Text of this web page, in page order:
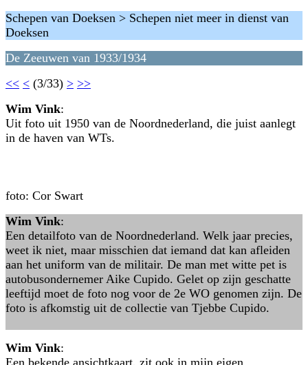
Schepen van Doeksen > Schepen niet meer in dienst van
Doeksen
De Zeeuwen van 1933/1934
<< < (3/33) > >>
Wim Vink:
Uit foto uit 1950 van de Noordnederland, die juist aanlegt
in de haven van WTs.
foto: Cor Swart
Wim Vink:
Een detailfoto van de Noordnederland. Welk jaar precies,
weet ik niet, maar misschien dat iemand dat kan afleiden
aan het uniform van de militair. De man met witte pet is
autobusondernemer Aike Cupido. Gelet op zijn geschatte
leeftijd moet de foto nog voor de 2e WO genomen zijn. De
foto is afkomstig uit de collectie van Tjebbe Cupido.
Wim Vink:
Een bekende ansichtkaart, zit ook in mijn eigen